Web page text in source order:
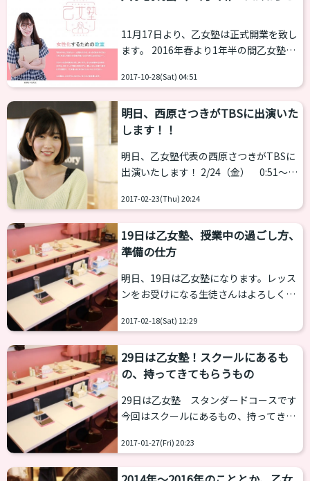
目３－１５ 「秀研第５ビル」（5階に
なります） http://www.v-
officenavi.com/rent_view/15566 ; （新
宿御苑前駅まで徒歩２分、新宿三丁目駅
まで徒歩４分、JR新宿...
11月17日より、乙女塾は正式開業を致し
ます。 2016年春より1年半の間乙女塾を
あたりの費用を抑える代わりに会員制と
師の蜜な関係」を築けるような体制作り
を行っていきたいと思います。 とはい
だまだ「乙女塾」について知らない人も
多いと思います。 そこで内容を理解して
いただきたく「入学説明会」のお知らせ
です。 ▼入学説明会 初回：2017年11月5
2017-10-28(Sat) 04:51
明日、西原さつきがTBSに出演いた
します！！
明日、乙女塾代表の西原さつきがTBSに
出演いたします！ 2/24（金） 0:51～
http://www.tbs.co.jp/newsnafutari/ 番
キ、生田斗真さんが初登場し通常より1
分遅れての放送となるそうです。 NEWS
【スタッフ日記】 こんばんは！ と、いう
ことで、来週のスタジオゲストに 生田斗
真さんが初登場致します！！ 来週の放
送...
2017-02-23(Thu) 20:24
19日は乙女塾、授業中の過ごし方、
準備の仕方
明日、19日は乙女塾になります。レッス
ンをお受けになる生徒さんはよろしくお
ります。 以前、授業に持ってきてほしい
を紹介しました。 今回は授業での過ごし
方や準備の仕方を紹介します。 授業中は
です！ 生徒さん同士、講師陣で授業を作
っていけたらと思います。回によってお
となしい方が多い回、生徒さん同士のお
しゃべりが多い回などがありますが、授
2017-02-18(Sat) 12:29
29日は乙女塾！スクールにあるも
の、持ってきてもらうもの
29日は乙女塾 スタンダードコースです
今回はスクールにあるもの、持ってきて
ってきてほしいもの・スクールにあるも
2017-01-27(Fri) 20:23